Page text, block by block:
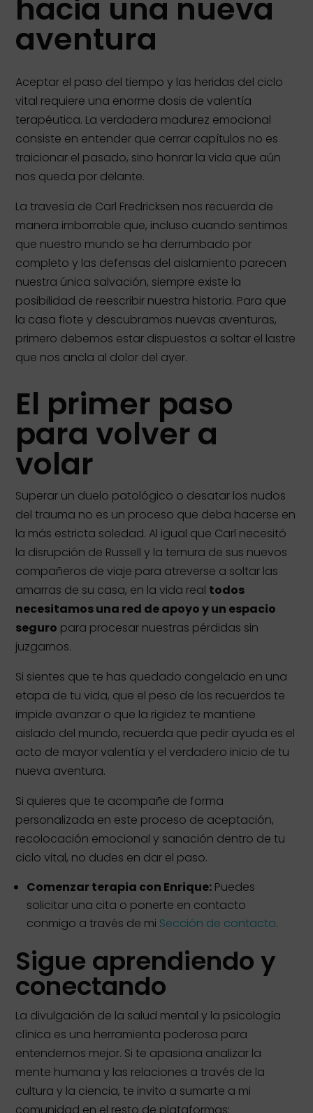
hacia una nueva
aventura
Aceptar el paso del tiempo y las heridas del ciclo
vital requiere una enorme dosis de valentía
terapéutica. La verdadera madurez emocional
consiste en entender que cerrar capítulos no es
traicionar el pasado, sino honrar la vida que aún
nos queda por delante.
La travesía de Carl Fredricksen nos recuerda de
manera imborrable que, incluso cuando sentimos
que nuestro mundo se ha derrumbado por
completo y las defensas del aislamiento parecen
nuestra única salvación, siempre existe la
posibilidad de reescribir nuestra historia. Para que
la casa flote y descubramos nuevas aventuras,
primero debemos estar dispuestos a soltar el lastre
que nos ancla al dolor del ayer.
El primer paso
para volver a
volar
Superar un duelo patológico o desatar los nudos
del trauma no es un proceso que deba hacerse en
la más estricta soledad. Al igual que Carl necesitó
la disrupción de Russell y la ternura de sus nuevos
compañeros de viaje para atreverse a soltar las
amarras de su casa, en la vida real todos
necesitamos una red de apoyo y un espacio
seguro para procesar nuestras pérdidas sin
juzgarnos.
Si sientes que te has quedado congelado en una
etapa de tu vida, que el peso de los recuerdos te
impide avanzar o que la rigidez te mantiene
aislado del mundo, recuerda que pedir ayuda es el
acto de mayor valentía y el verdadero inicio de tu
nueva aventura.
Si quieres que te acompañe de forma
personalizada en este proceso de aceptación,
recolocación emocional y sanación dentro de tu
ciclo vital, no dudes en dar el paso.
Comenzar terapia con Enrique: Puedes
solicitar una cita o ponerte en contacto
conmigo a través de mi Sección de contacto.
Sigue aprendiendo y
conectando
La divulgación de la salud mental y la psicología
clínica es una herramienta poderosa para
entendernos mejor. Si te apasiona analizar la
mente humana y las relaciones a través de la
cultura y la ciencia, te invito a sumarte a mi